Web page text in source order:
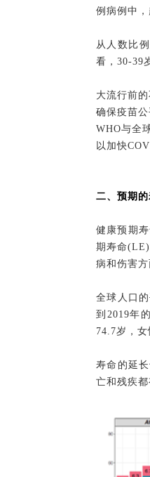
例病例中，
从人数比
看，30-39
大流行前
确保疫苗
WHO与全
以加快
二、预期
健康预期
期寿命
病和伤害方
全球人口
到2019年
74.7岁，
寿命的延
亡和残疾都